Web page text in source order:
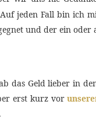
jeden Fall bin ich
und der ein
das Geld lieber in
erst kurz vor